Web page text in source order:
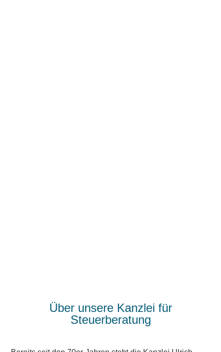
Über unsere Kanzlei für
Steuerberatung